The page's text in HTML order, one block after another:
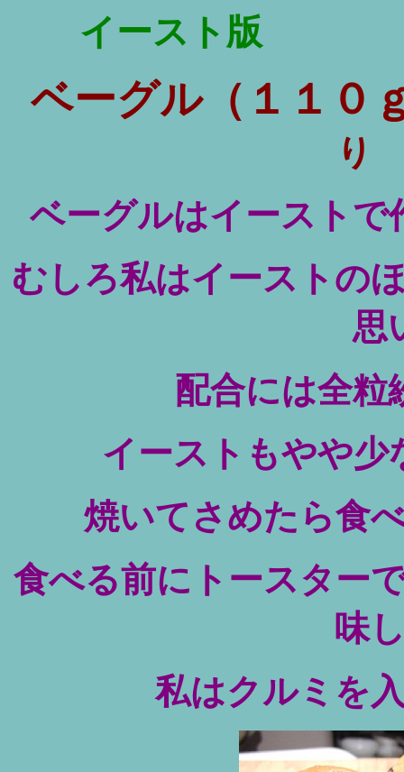
イースト版
ベーグル（１１０
り
ベーグルはイーストで
むしろ私はイーストの
思
配合には全粒
イーストもやや少
焼いてさめたら食
食べる前にトースター
味
私はクルミを